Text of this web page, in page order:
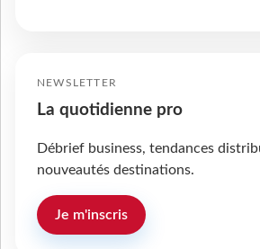
NEWSLETTER
La quotidienne pro
Débrief business, tendances
nouveautés destinations.
Je m'inscris